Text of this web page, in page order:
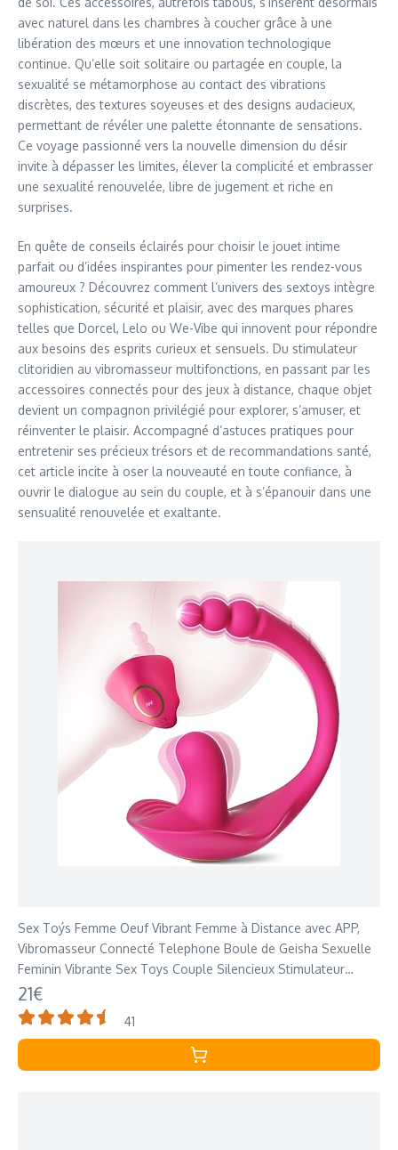
avec naturel dans les chambres à coucher grâce à une
libération des mœurs et une innovation technologique
continue. Qu’elle soit solitaire ou partagée en couple, la
sexualité se métamorphose au contact des vibrations
discrètes, des textures soyeuses et des designs audacieux,
permettant de révéler une palette étonnante de sensations.
Ce voyage passionné vers la nouvelle dimension du désir
invite à dépasser les limites, élever la complicité et embrasser
une sexualité renouvelée, libre de jugement et riche en
surprises.
En quête de conseils éclairés pour choisir le jouet intime
parfait ou d’idées inspirantes pour pimenter les rendez-vous
amoureux ? Découvrez comment l’univers des sextoys intègre
sophistication, sécurité et plaisir, avec des marques phares
telles que Dorcel, Lelo ou We-Vibe qui innovent pour répondre
aux besoins des esprits curieux et sensuels. Du stimulateur
clitoridien au vibromasseur multifonctions, en passant par les
accessoires connectés pour des jeux à distance, chaque objet
devient un compagnon privilégié pour explorer, s’amuser, et
réinventer le plaisir. Accompagné d’astuces pratiques pour
entretenir ses précieux trésors et de recommandations santé,
cet article incite à oser la nouveauté en toute confiance, à
ouvrir le dialogue au sein du couple, et à s’épanouir dans une
sensualité renouvelée et exaltante.
Sex Toýs Femme Oeuf Vibrant Femme à Distance avec APP,
Vibromasseur Connecté Telephone Boule de Geisha Sexuelle
Feminin Vibrante Sex Toys Couple Silencieux Stimulateur
Clitoridien Point G Anal Sextoy
21€
41